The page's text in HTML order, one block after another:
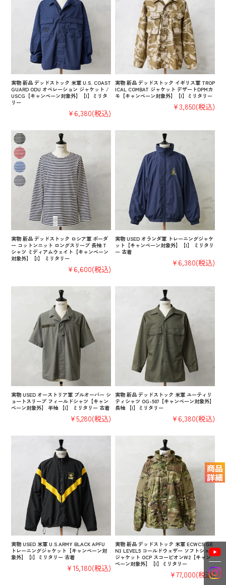
実物 新品 デッドストック 米軍 U.S. COAST
GUARD ODU オペレーション ジャケット /
USCG【キャンペーン対象外】【I】ミリタ
リー
¥6,380(税込)
実物 新品 デッドストック イギリス軍 TROP
ICAL COMBAT ジャケット デザートDPMカ
モ【キャンペーン対象外】【I】ミリタリー
¥3,850(税込)
実物 新品 デッドストック ロシア軍 ボーダ
ー コットンニット ロングスリーブ 長袖 T
シャツ ミディアムウェイト【キャンペーン
対象外】【I】 ミリタリー
¥6,600(税込)
実物 USED オランダ軍 トレーニングジャケ
ット【キャンペーン対象外】【I】 ミリタリ
ー 古着
¥6,380(税込)
実物 USED オーストリア軍 プルオーバー シ
ョートスリーブ フィールドシャツ【キャン
ペーン対象外】 半袖 【I】 ミリタリー 古着
¥5,280(税込)
実物 新品 デッドストック 米軍 ユーティリ
ティシャツ OG-507【キャンペーン対象外】
長袖 【I】ミリタリー
¥6,380(税込)
実物 USED 米軍 U.S.ARMY BLACK APFU
トレーニングジャケット【キャンペーン対
象外】【I】ミリタリー 古着
¥15,180(税込)
実物 新品 デッドストック 米軍 ECWCS GE
N3 LEVEL5 コールドウェザー ソフトシェル
ジャケット OCP スコーピオンW2【キャン
ペーン対象外】【I】ミリタリー
¥77,000(税込)